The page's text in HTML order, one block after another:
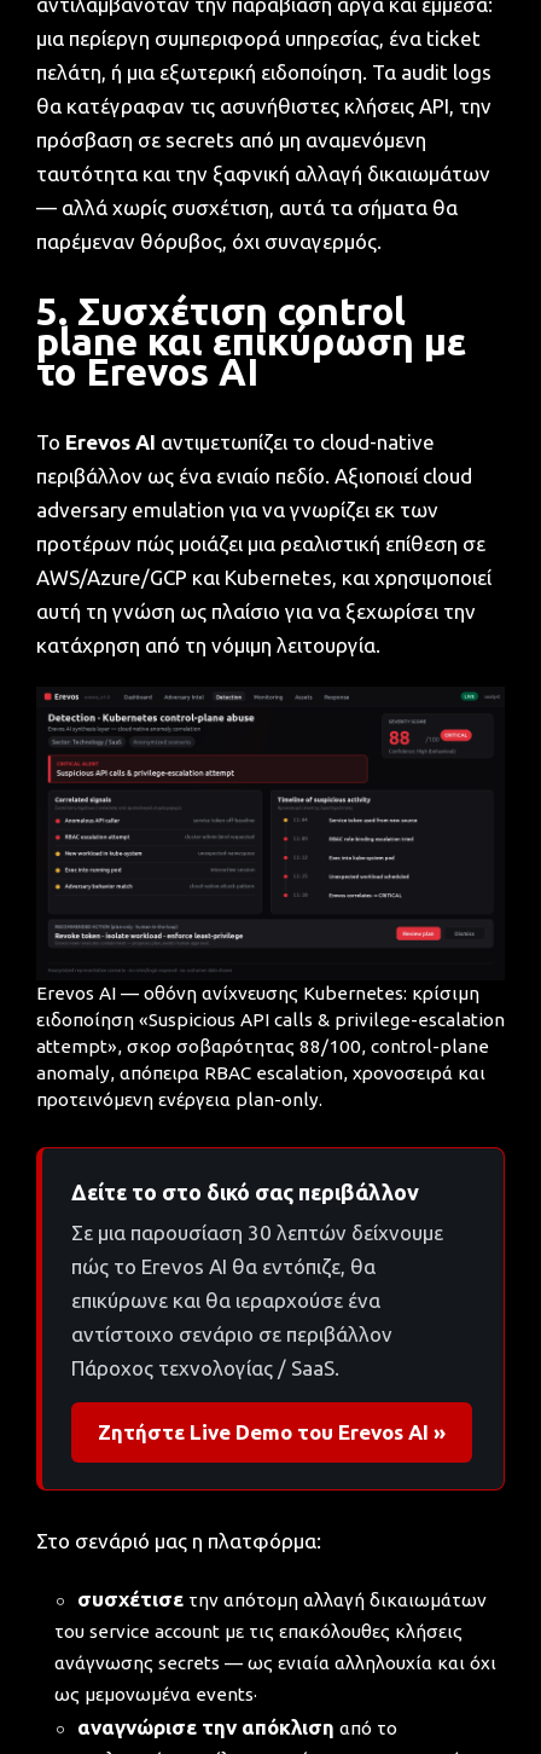
μια περίεργη συμπεριφορά υπηρεσίας, ένα ticket
πελάτη, ή μια εξωτερική ειδοποίηση. Τα audit logs
θα κατέγραφαν τις ασυνήθιστες κλήσεις API, την
πρόσβαση σε secrets από μη αναμενόμενη
ταυτότητα και την ξαφνική αλλαγή δικαιωμάτων
— αλλά χωρίς συσχέτιση, αυτά τα σήματα θα
παρέμεναν θόρυβος, όχι συναγερμός.
5. Συσχέτιση control
plane και επικύρωση με
το Erevos AI
Το Erevos AI αντιμετωπίζει το cloud-native
περιβάλλον ως ένα ενιαίο πεδίο. Αξιοποιεί cloud
adversary emulation για να γνωρίζει εκ των
προτέρων πώς μοιάζει μια ρεαλιστική επίθεση σε
AWS/Azure/GCP και Kubernetes, και χρησιμοποιεί
αυτή τη γνώση ως πλαίσιο για να ξεχωρίσει την
κατάχρηση από τη νόμιμη λειτουργία.
Erevos AI — οθόνη ανίχνευσης Kubernetes: κρίσιμη
ειδοποίηση «Suspicious API calls & privilege-escalation
attempt», σκορ σοβαρότητας 88/100, control-plane
anomaly, απόπειρα RBAC escalation, χρονοσειρά και
προτεινόμενη ενέργεια plan-only.
Δείτε το στο δικό σας περιβάλλον
Σε μια παρουσίαση 30 λεπτών δείχνουμε
πώς το Erevos AI θα εντόπιζε, θα
επικύρωνε και θα ιεραρχούσε ένα
αντίστοιχο σενάριο σε περιβάλλον
Πάροχος τεχνολογίας / SaaS.
Ζητήστε Live Demo του Erevos AI »
Στο σενάριό μας η πλατφόρμα:
συσχέτισε την απότομη αλλαγή δικαιωμάτων
του service account με τις επακόλουθες κλήσεις
ανάγνωσης secrets — ως ενιαία αλληλουχία και όχι
ως μεμονωμένα events·
αναγνώρισε την απόκλιση από το